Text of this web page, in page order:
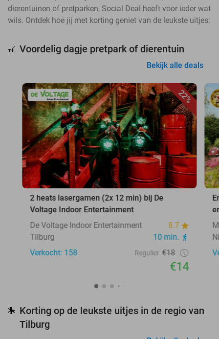
dierentuinen of pretparken, Social Deal heeft voor ieder wat
wils. Ontdek hoe jij met korting geniet van de leukste uitjes:
🎢 Voordelig dagje pretpark of dierentuin
Bekijk alle deals
22%
2 heats lasergamen (2x 12 min) bij De
Voltage Indoor Entertainment
De Voltage Indoor Entertainment
8.7
Tilburg
10 min.
Verkocht: 158
Regulier €18
€14
🎠 Korting op de leukste uitjes in de regio van
Tilburg